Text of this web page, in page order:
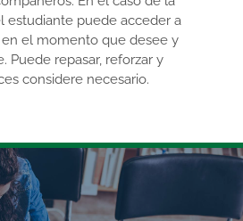
estudiante puede acceder a
el momento que desee y
Puede repasar, reforzar y
considere necesario.